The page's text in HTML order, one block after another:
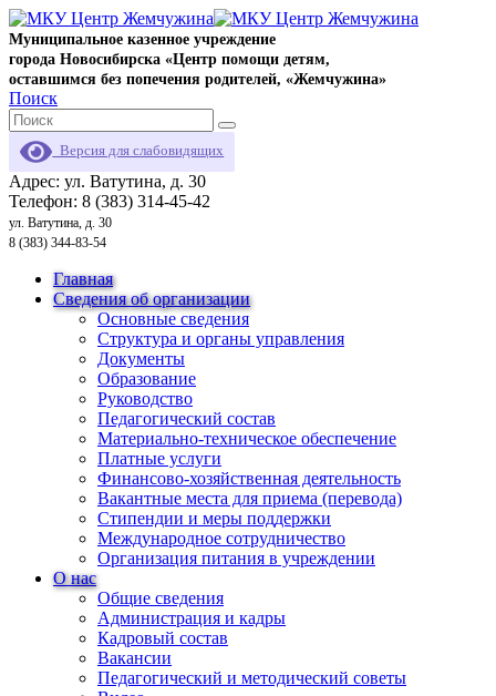
Муниципальное казенное учреждение
города Новосибирска «Центр помощи детям,
оставшимся без попечения родителей, «Жемчужина»
Поиск
Версия для слабовидящих
Адрес: ул. Ватутина, д. 30
Телефон: 8 (383) 314-45-42
ул. Ватутина, д. 30
8 (383) 344-83-54
Главная
Сведения об организации
Основные сведения
Структура и органы управления
Документы
Образование
Руководство
Педагогический состав
Материально-техническое обеспечение
Платные услуги
Финансово-хозяйственная деятельность
Вакантные места для приема (перевода)
Стипендии и меры поддержки
Международное сотрудничество
Организация питания в учреждении
О нас
Общие сведения
Администрация и кадры
Кадровый состав
Вакансии
Педагогический и методический советы